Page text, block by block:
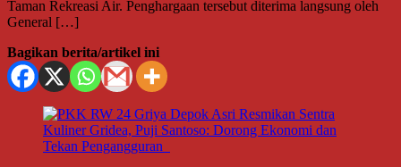
Taman Rekreasi Air. Penghargaan tersebut diterima langsung oleh
General […]
Bagikan berita/artikel ini